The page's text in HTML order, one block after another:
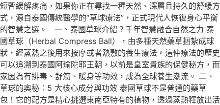
短暫緩解疼痛，如果你正在尋找一種天然、深層且持久的舒緩方
式，源自泰國傳統醫學的“草球療法”，正式現代人恢復身心平衡
的智慧之選。 一、泰國草球介紹？千年智慧融合自然之力 泰
國草球（Herbal Compress Ball），由多種天然藥草捆紮成球
狀，經蒸熱之後用來按摩或者熱敷的養生療法。這仲療法的歷史
可以追溯到泰國阿瑜陀耶王朝，以前是皇室貴族的保健秘方，而
家因為有排毒、舒筋、暖身等功效，成為全球養生潮流。 二、
草球的奧秘：5 大核心成分與功效 泰國草球不是普通的藥草
包！它的配方是精心挑選東南亞特有的植物，透過蒸熱釋放出活